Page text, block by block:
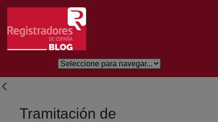
Skip to Main Content
Tramitación de